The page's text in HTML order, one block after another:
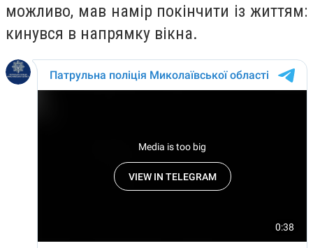
можливо, мав намір покінчити із життям:
кинувся в напрямку вікна.